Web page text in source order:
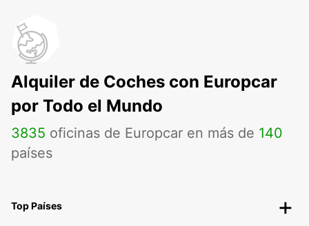
Alquiler de Coches con Europcar
por Todo el Mundo
3835 oficinas de Europcar en más de 140
países
Top Países